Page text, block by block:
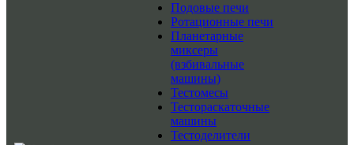
Подовые печи
Ротационные печи
Планетарные
миксеры
(взбивальные
машины)
Тестомесы
Тестораскаточные
машины
Тестоделители